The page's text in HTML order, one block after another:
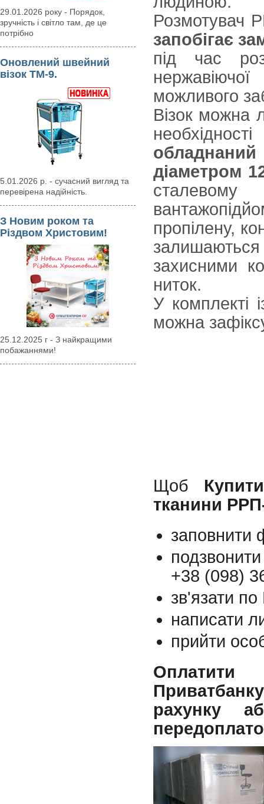
29.01.2026 року - Порядок,
зручність і світло там, де це
потрібно
Оновлений швейний
візок ТМ-9.
5.01.2026 р. - сучасний вигляд та
перевірена надійність.
З Новим роком та
Різдвом Христовим!
25.12.2025 г - З найкращими
побажаннями!
Розмотувач
запобігає
під час
можливого
Візок можна
діаметром
пропілену,
залишаються
захисними
ниток.
У комплекті
можна
Щоб
тканини
заповнити
+38 (098)
зв'язати
написати
прийти
Оплатити
рахунку